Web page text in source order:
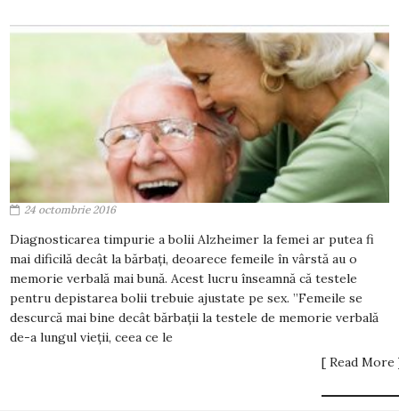
24 octombrie 2016
Diagnosticarea timpurie a bolii Alzheimer la femei ar putea fi
mai dificilă decât la bărbați, deoarece femeile în vârstă au o
memorie verbală mai bună. Acest lucru înseamnă că testele
pentru depistarea bolii trebuie ajustate pe sex. ”Femeile se
descurcă mai bine decât bărbații la testele de memorie verbală
de-a lungul vieții, ceea ce le
[ Read More